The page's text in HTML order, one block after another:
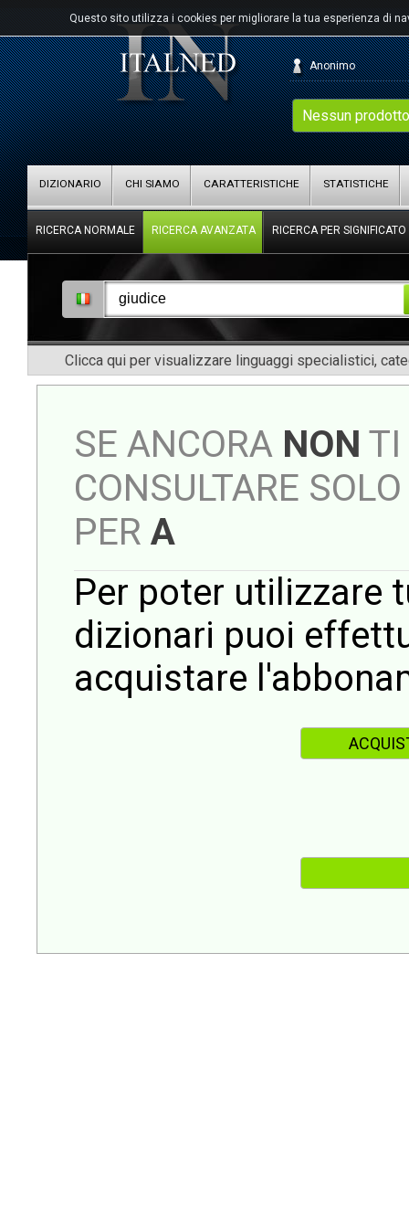
Questo sito utilizza i cookies per migliorare la tua esperienza di
Nessun
Anonimo
DIZIONARIO CHI SIAMO CARATTERISTICHE STATISTICHE
RICERCA NORMALE RICERCA AVANZATA RICERCA PER SIGNIFICATO
Clicca qui per visualizzare linguaggi specialistici,
SE ANCORA NON TI
CONSULTARE
PER A
Per poter utilizzare
dizionari puoi
acquistare